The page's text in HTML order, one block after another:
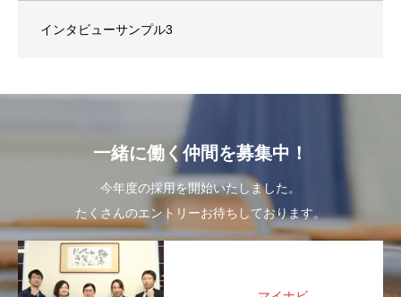
インタビューサンプル3
一緒に働く仲間を募集中！
今年度の採用を開始いたしました。
たくさんのエントリーお待ちしております。